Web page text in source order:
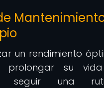
un rendimiento
prolongar su
seguir una